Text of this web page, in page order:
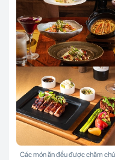
Các món ăn đều được chăm